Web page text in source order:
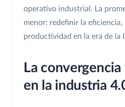
operativo industrial. La
menor: redefinir la eficiencia,
productividad en la era de la
La
en la industria